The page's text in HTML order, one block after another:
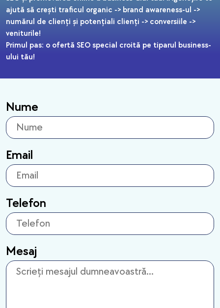
ajută să crești traficul organic -> brand awareness-ul ->
numărul de clienți și potențiali clienți -> conversiile ->
veniturile!
Primul pas: o ofertă SEO special croită pe tiparul business-
ului tău!
Nume
Email
Telefon
Mesaj